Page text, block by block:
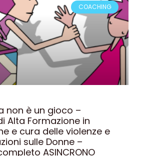
COACHING
non è un gioco –
Alta Formazione in
e cura delle violenze e
sulle Donne –
ASINCRONO